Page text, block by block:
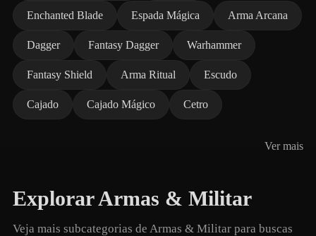
Enchanted Blade Espada Mágica Arma Arcana
Dagger Fantasy Dagger Warhammer
Fantasy Shield Arma Ritual Escudo
Cajado Cajado Mágico Cetro
Ver mais
Explorar Armas & Militar
Veja mais subcategorias de Armas & Militar para buscas